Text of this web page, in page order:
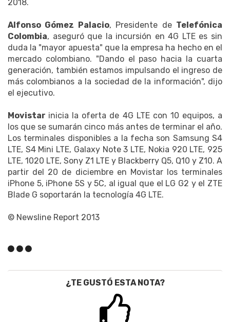
2018.
Alfonso Gómez Palacio, Presidente de Telefónica
Colombia, aseguró que la incursión en 4G LTE es sin
duda la "mayor apuesta" que la empresa ha hecho en el
mercado colombiano. "Dando el paso hacia la cuarta
generación, también estamos impulsando el ingreso de
más colombianos a la sociedad de la información", dijo
el ejecutivo.
Movistar inicia la oferta de 4G LTE con 10 equipos, a
los que se sumarán cinco más antes de terminar el año.
Los terminales disponibles a la fecha son Samsung S4
LTE, S4 Mini LTE, Galaxy Note 3 LTE, Nokia 920 LTE, 925
LTE, 1020 LTE, Sony Z1 LTE y Blackberry Q5, Q10 y Z10. A
partir del 20 de diciembre en Movistar los terminales
iPhone 5, iPhone 5S y 5C, al igual que el LG G2 y el ZTE
Blade G soportarán la tecnología 4G LTE.
© Newsline Report 2013
¿TE GUSTÓ ESTA NOTA?